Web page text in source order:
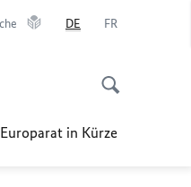
DE FR
in Kürze